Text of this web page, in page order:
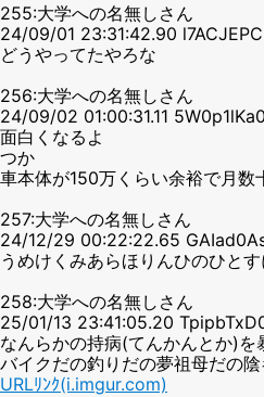
255:大学への名無しさん
24/09/01 23:31:42.90
どうやってたやろな
256:大学への名無しさん
24/09/02 01:00:31.11
面白くなるよ
つか
車本体が150万くらい余裕で月数
257:大学への名無しさん
24/12/29 00:22:22.65
うめけくみあらほりんひのひと
258:大学への名無しさん
25/01/13 23:41:05.20
なんらかの持病(てんかんとか)を
バイクだの釣りだの夢祖母だの
URLﾘﾝｸ(i.imgur.com)